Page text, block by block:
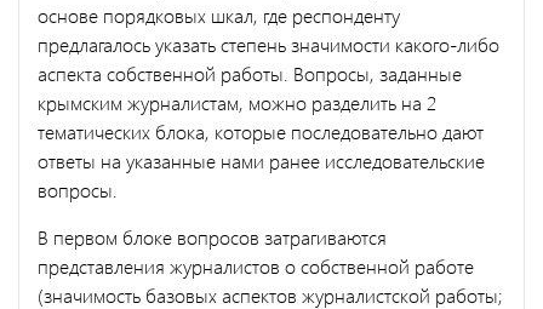
основе порядковых шкал, где респонденту
предлагалось указать степень значимости какого-либо
аспекта собственной работы. Вопросы, заданные
крымским журналистам, можно разделить на 2
тематических блока, которые последовательно дают
ответы на указанные нами ранее исследовательские
вопросы.
В первом блоке вопросов затрагиваются
представления журналистов о собственной работе
(значимость базовых аспектов журналистской работы;